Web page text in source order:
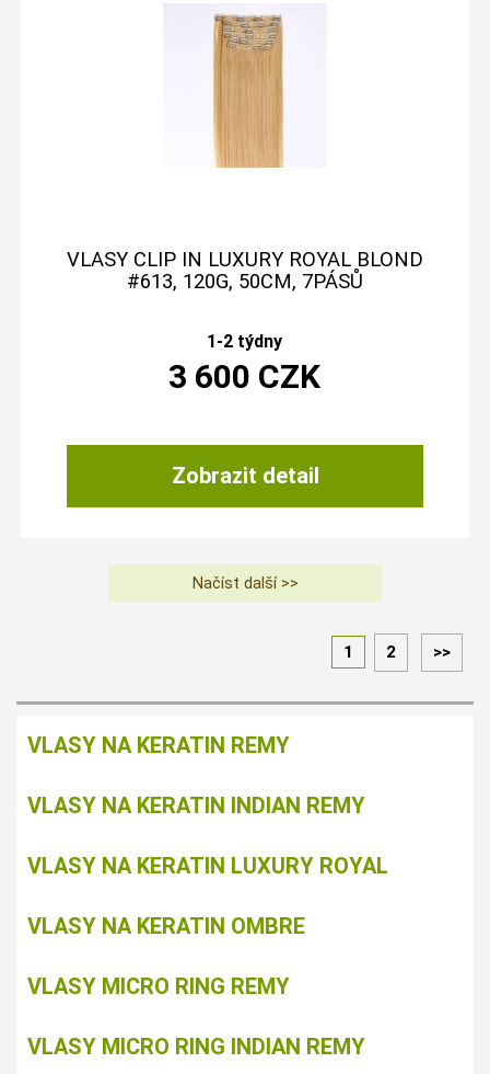
VLASY CLIP IN LUXURY ROYAL BLOND
#613, 120G, 50CM, 7PÁSŮ
1-2 týdny
Zobrazit detail
3 600 CZK
1 2 >>
VLASY NA KERATIN REMY
VLASY NA KERATIN INDIAN REMY
VLASY NA KERATIN LUXURY ROYAL
VLASY NA KERATIN OMBRE
VLASY MICRO RING REMY
VLASY MICRO RING INDIAN REMY